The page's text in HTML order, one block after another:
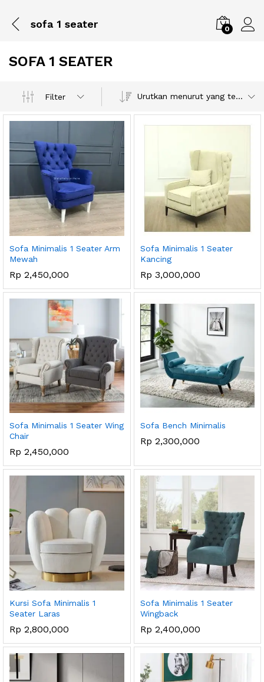
sofa 1 seater 0
SOFA 1 SEATER
Filter Urutkan menurut yang terbaru
Sofa Minimalis 1 Seater Arm
Mewah
Rp 2,450,000
Sofa Minimalis 1 Seater
Kancing
Rp 3,000,000
Sofa Minimalis 1 Seater Wing
Chair
Rp 2,450,000
Sofa Bench Minimalis
Rp 2,300,000
Kursi Sofa Minimalis 1
Seater Laras
Rp 2,800,000
Sofa Minimalis 1 Seater
Wingback
Rp 2,400,000